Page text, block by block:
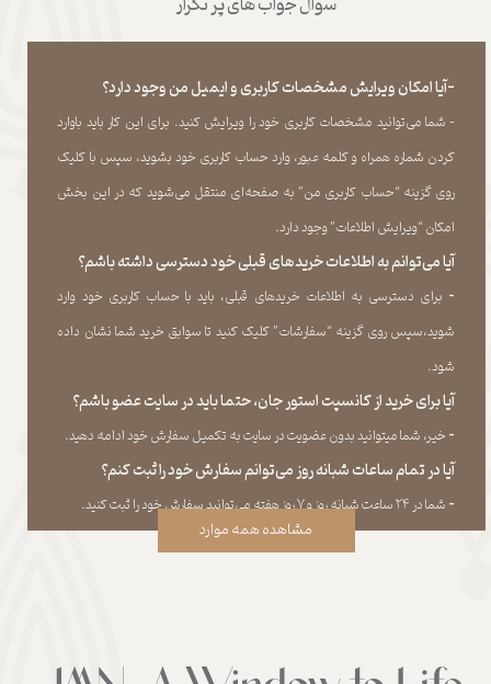
-آیا امکان ویرایش مشخصات کاربری و ایمیل من وجود دارد؟
- شما می‏‌توانید مشخصات کاربری خود را ویرایش کنید. برای این کار باید باوارد
کردن شماره همراه و کلمه عبور، وارد حساب کاربری خود بشوید، سپس با کلیک
روی گزینه “حساب کاربری من” به صفحه‏‌ای منتقل می‏‌شوید که در این بخش
امکان “ویرایش اطلاعات” وجود دارد.​​​​​​​
آیا می‌‏توانم به اطلاعات خریدهای قبلی خود دسترسی داشته باشم؟
​​​​​​​- برای دسترسی به اطلاعات خریدهای قبلی، باید با حساب کاربری خود وارد
شوید،سپس روی گزینه “سفارشات” کلیک کنید تا سوابق خرید شما نشان داده
‏شود.​​​​​​​
آیا برای خرید از کانسپت استور جان، حتما باید در سایت عضو باشم؟
​​​​​​​- خیر، شما میتوانید بدون عضویت در سایت به تکمیل سفارش خود ادامه دهید.​​​​​​​
آیا در تمام ساعات شبانه روز می‌توانم سفارش خود را ثبت کنم؟
​​​​​​​​​​​​​​- شما در ۲۴ ساعت شبانه روز و ۷ روز هفته می‌‏توانید سفارش خود را ثبت کنید.
مشاهده همه موارد